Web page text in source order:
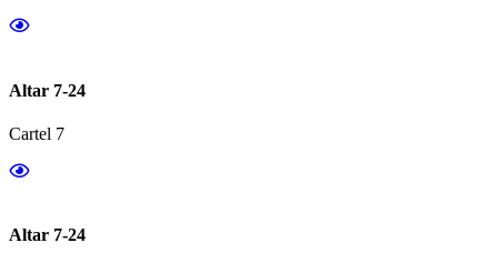
Altar 7-24
Cartel 7
Altar 7-24